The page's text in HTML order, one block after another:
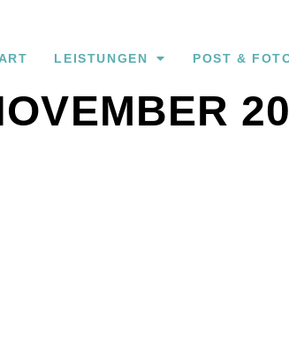
LEISTUNGEN POST &